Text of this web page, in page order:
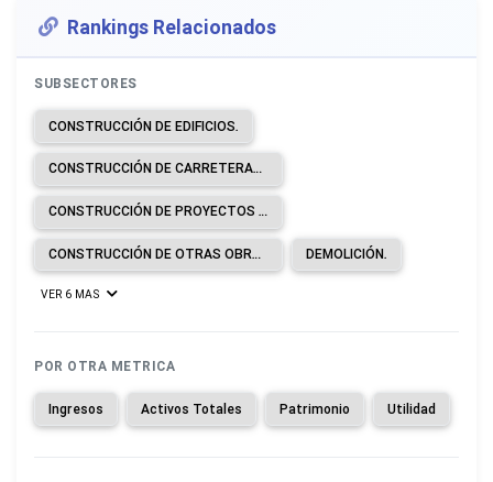
Rankings Relacionados
SUBSECTORES
CONSTRUCCIÓN DE EDIFICIOS.
CONSTRUCCIÓN DE CARRETERAS Y LÍNEAS DE FERROCARRIL.
CONSTRUCCIÓN DE PROYECTOS DE SERVICIOS PÚBLICOS.
CONSTRUCCIÓN DE OTRAS OBRAS DE INGENIERÍA CIVIL. DEMOLICIÓN.
VER 6 MAS
POR OTRA METRICA
Ingresos Activos Totales Patrimonio Utilidad